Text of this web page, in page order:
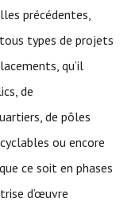
précédentes,
types de projets
qu’il
de
de pôles
ou encore
ce soit en phases
d’œuvre